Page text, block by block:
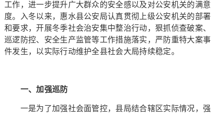
工作，进一步提升广大群众的安全感以及对公安机关的满意
度。入冬以来，惠水县公安局认真贯彻上级公安机关的部署
和要求，开展冬季社会治安集中整治行动，狠抓侦查破案、
巡逻防控、安全生产监管等工作措施落实，严防重特大案事
件发生，以实际行动维护全县社会大局持续稳定。
一、加强巡防
一是为了加强社会面管控，县局结合辖区实际情况，强